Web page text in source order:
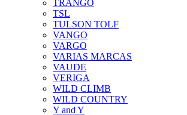
TRANGO
TSL
TULSON TOLF
VANGO
VARGO
VARIAS MARCAS
VAUDE
VERIGA
WILD CLIMB
WILD COUNTRY
Y and Y